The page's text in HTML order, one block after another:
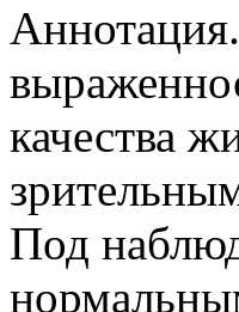
качества
Под